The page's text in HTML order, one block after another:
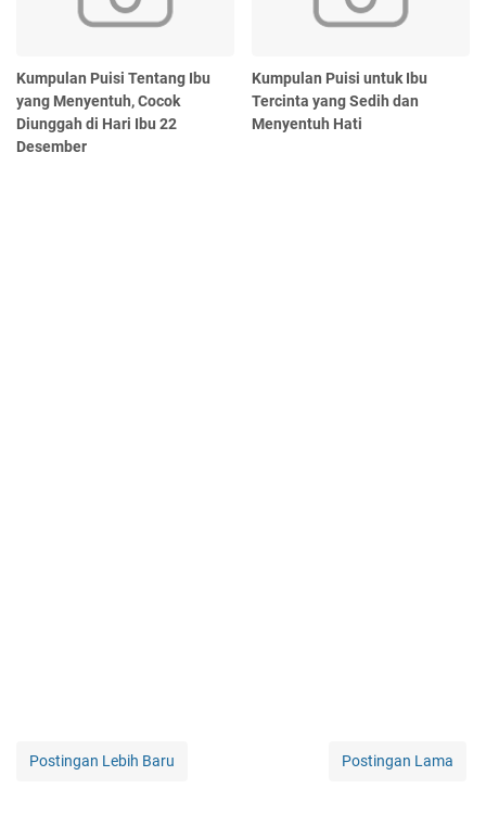
Kumpulan Puisi Tentang Ibu
yang Menyentuh, Cocok
Diunggah di Hari Ibu 22
Desember
Kumpulan Puisi untuk Ibu
Tercinta yang Sedih dan
Menyentuh Hati
Postingan Lebih Baru Postingan Lama